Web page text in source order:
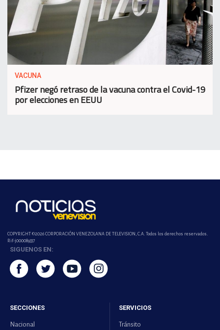
VACUNA
Pfizer negó retraso de la vacuna contra el Covid-19
por elecciones en EEUU
COPYRIGHT ©2026 CORPORACIÓN VENEZOLANA DE TELEVISION, C.A. Todos los derechos reservados.
Rif-j000089337
SIGUENOS EN:
SECCIONES
Nacional
SERVICIOS
Tránsito